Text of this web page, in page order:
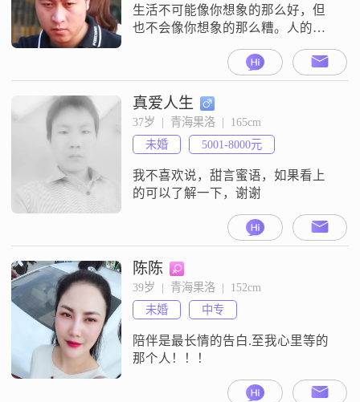
生活不可能像你想象的那么好，但
也不会像你想象的那么糟。人的脆
弱和坚强都可以超乎自己的想象，
有时也发现自己咬着牙也能走很长
的路。生活也好，感情也罢。不轻
易抛弃，更不能轻易放弃。
真爱人生
37岁  |  青海果洛  |  165cm
未婚
5001-8000元
我不喜欢说，甜言蜜语，如果看上
的可以了解一下，谢谢
陈陈
39岁  |  青海果洛  |  152cm
未婚
中专
陪伴是最长情的告白.至我心里等的
那个人！！！